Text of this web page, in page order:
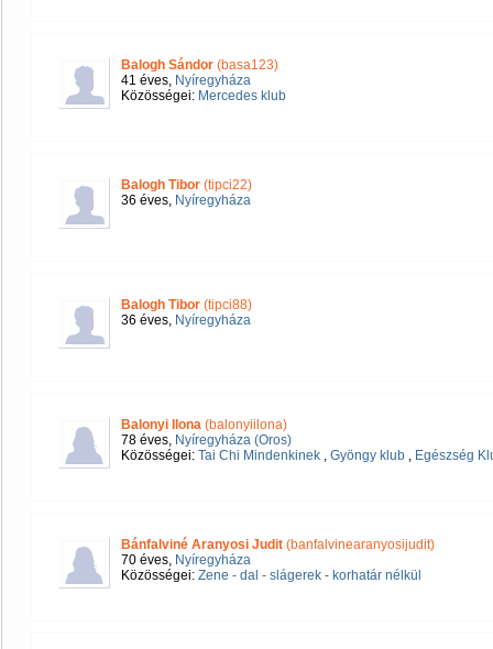
Balogh Sándor (basa123)
41 éves, Nyíregyháza
Közösségei: Mercedes klub
Balogh Tibor (tipci22)
36 éves, Nyíregyháza
Balogh Tibor (tipci88)
36 éves, Nyíregyháza
Balonyi Ilona (balonyiilona)
78 éves, Nyíregyháza (Oros)
Közösségei: Tai Chi Mindenkinek , Gyöngy klub , Egészség
Bánfalviné Aranyosi Judit (banfalvinearanyosijudit)
70 éves, Nyíregyháza
Közösségei: Zene - dal - slágerek - korhatár nélkül